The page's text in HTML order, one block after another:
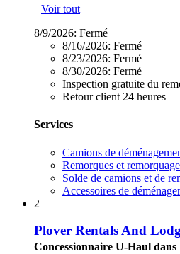
Voir tout
8/9/2026: Fermé
8/16/2026: Fermé
8/23/2026: Fermé
8/30/2026: Fermé
Inspection gratuite du
Retour client 24 heures
Services
Camions de
Remorques et remorquage
Solde de camions et de
Accessoires de
2
Plover Rentals And
Concessionnaire U-Haul dans